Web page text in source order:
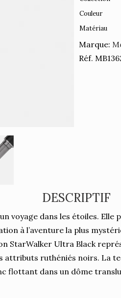
Couleur
Matériau
Marque:
Réf.
DESCRIPTIF
voyage dans les étoiles. Elle
à l’aventure la plus
StarWalker Ultra Black
attributs ruthéniés noirs. La
flottant dans un dôme